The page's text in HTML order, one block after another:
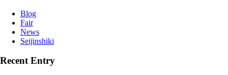
Blog
Fair
News
Seijinshiki
Recent Entry